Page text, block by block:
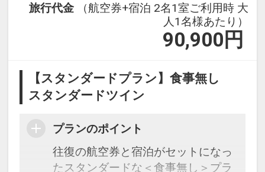
旅行代金
（航空券+宿泊 2名1室ご利用時 大
人1名様あたり）
90,900 円
【スタンダードプラン】食事無し
スタンダードツイン
プランのポイント
往復の航空券と宿泊がセットになっ
たスタンダードな＜食事無し＞プラ